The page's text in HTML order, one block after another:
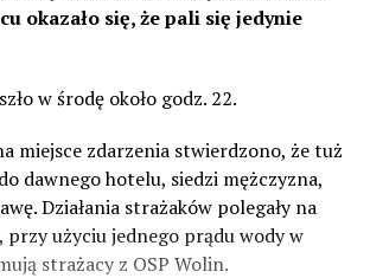
okazało się, że pali się jedynie
w środę około godz. 22.
miejsce zdarzenia stwierdzono, że tuż
dawnego hotelu, siedzi mężczyzna,
Działania strażaków polegały na
przy użyciu jednego prądu wody w
strażacy z OSP Wolin.